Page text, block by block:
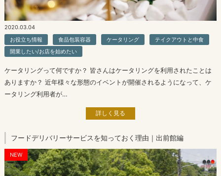
2020.03.04
お役立ち情報
食品包装容器 ケータリング
テイクアウトと中食
開業したい/お店を始めたい
ケータリングって何ですか？ 皆さんはケータリングを利用されたことは
ありますか？ 近年様々な形態のイベントが開催されるようになって、ケ
ータリング利用者が…
詳しく見る
フードデリバリーサービスを知っておく理由｜出前館編
NEW